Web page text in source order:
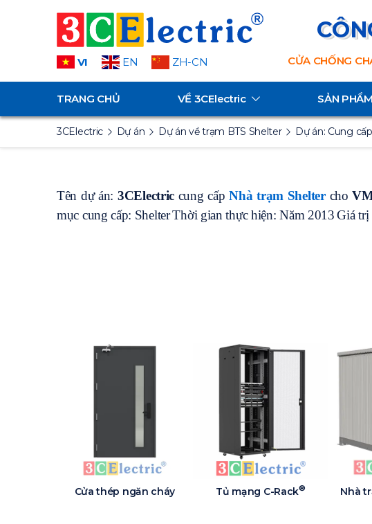
VI EN ZH-CN CỬA CHỐNG
TRANG CHỦ VỀ 3CElectric SẢN PHẨM
3CElectric Dự án Dự án về trạm BTS Shelter Dự án: Cung
Tên dự án: 3CElectric cung cấpNhà trạm Sheltercho
mục cung cấp: ShelterThời gian thực hiện: Năm 2013 Giá trị
Cửa thép ngăn cháy Tủ mạng C-Rack® Nhà